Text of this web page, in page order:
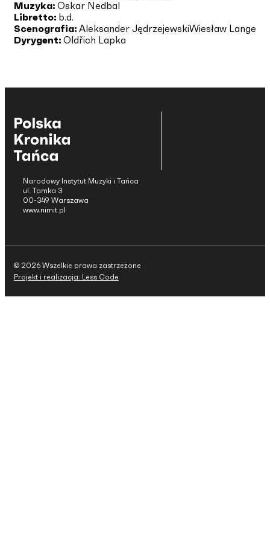
Muzyka: Oskar Nedbal
Libretto: b.d.
Scenografia: Aleksander JędrzejewskiWiesław Lange
Dyrygent: Oldřich Lapka
Narodowy Instytut Muzyki i Tańca
ul. Tamka 3
00-349 Warszawa
www.nimit.pl
© 2026 Wszelkie prawa zastrzeżone
Projekt i realizacja: Less Code